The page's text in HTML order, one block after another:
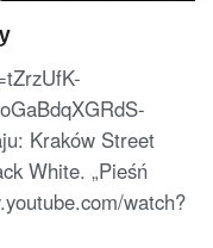
Kraków Street
White. „Pieśń
watch?